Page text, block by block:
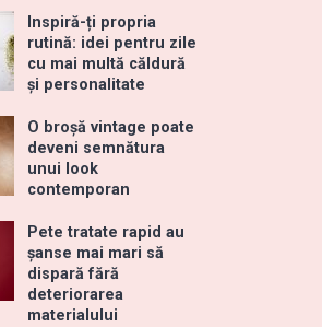
Inspiră-ți propria
rutină: idei pentru zile
cu mai multă căldură
și personalitate
O broșă vintage poate
deveni semnătura
unui look
contemporan
Pete tratate rapid au
șanse mai mari să
dispară fără
deteriorarea
materialului